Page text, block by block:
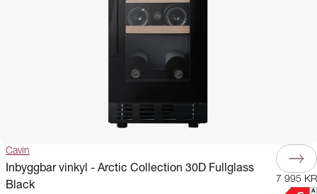
Cavin
Inbyggbar vinkyl - Arctic Collection 30D Fullglass
Black
7 995 KR